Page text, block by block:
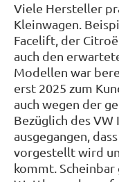
Viele Hersteller
Kleinwagen.
Facelift, der
auch den
Modellen war
erst 2025 zum
auch wegen der
Bezüglich des VW
ausgegangen,
vorgestellt wird
kommt.